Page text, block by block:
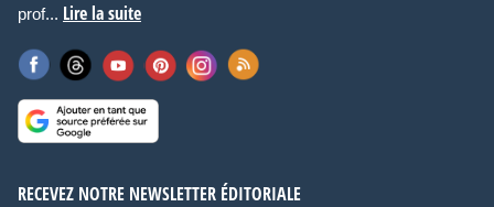
prof... Lire la suite
RECEVEZ NOTRE NEWSLETTER ÉDITORIALE